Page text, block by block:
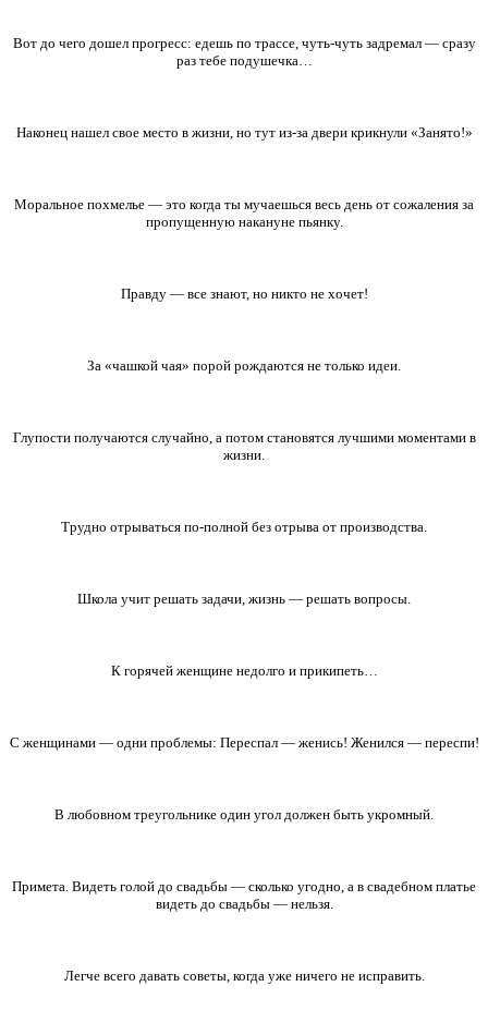
Вот до чего дошел прогресс: едешь по трассе, чуть-чуть задремал — сразу
раз тебе подушечка…
Наконец нашел свое место в жизни, но тут из-за двери крикнули «Занято!»
Моральное похмелье — это когда ты мучаешься весь день от сожаления за
пропущенную накануне пьянку.
Правду — все знают, но никто не хочет!
За «чашкой чая» порой рождаются не только идеи.
Глупости получаются случайно, а потом становятся лучшими моментами в
жизни.
Трудно отрываться по-полной без отрыва от производства.
Школа учит решать задачи, жизнь — решать вопросы.
К горячей женщине недолго и прикипеть…
С женщинами — одни проблемы: Переспал — женись! Женился — переспи!
В любовном треугольнике один угол должен быть укромный.
Примета. Видеть голой до свадьбы — сколько угодно, а в свадебном платье
видеть до свадьбы — нельзя.
Легче всего давать советы, когда уже ничего не исправить.